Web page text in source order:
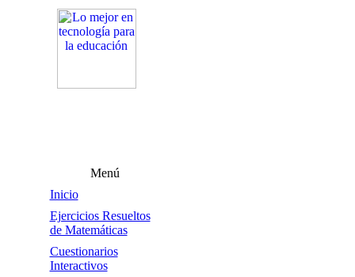
Menú
Inicio
Ejercicios Resueltos
de Matemáticas
Cuestionarios
Interactivos